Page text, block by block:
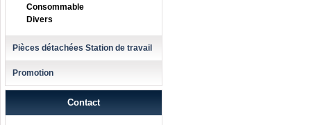
Consommable
Divers
Pièces détachées Station de travail
Promotion
Contact